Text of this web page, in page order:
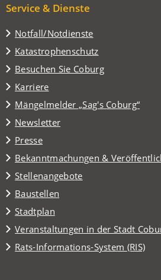
Service & Dienste
Notfall/Notdienste
Katastrophenschutz
Besuchen Sie Coburg
(Öffnet
in
einem
neuen
Tab)
Karriere
Mängelmelder „Sag's Coburg“
(Öffnet
in
einem
neuen
Tab)
Newsletter
Presse
Bekanntmachungen &
Stellenangebote
Baustellen
Stadtplan
(Öffnet
in
einem
neuen
Veranstaltungen in der Stadt
(Öffnet
in
einem
Rats-Informations-System (RIS)
(Öffnet